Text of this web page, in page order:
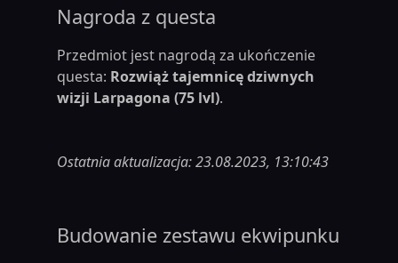
Nagroda z questa
Przedmiot jest nagrodą za ukończenie
questa: Rozwiąż tajemnicę dziwnych
wizji Larpagona (75 lvl).
Ostatnia aktualizacja: 23.08.2023, 13:10:43
Budowanie zestawu ekwipunku